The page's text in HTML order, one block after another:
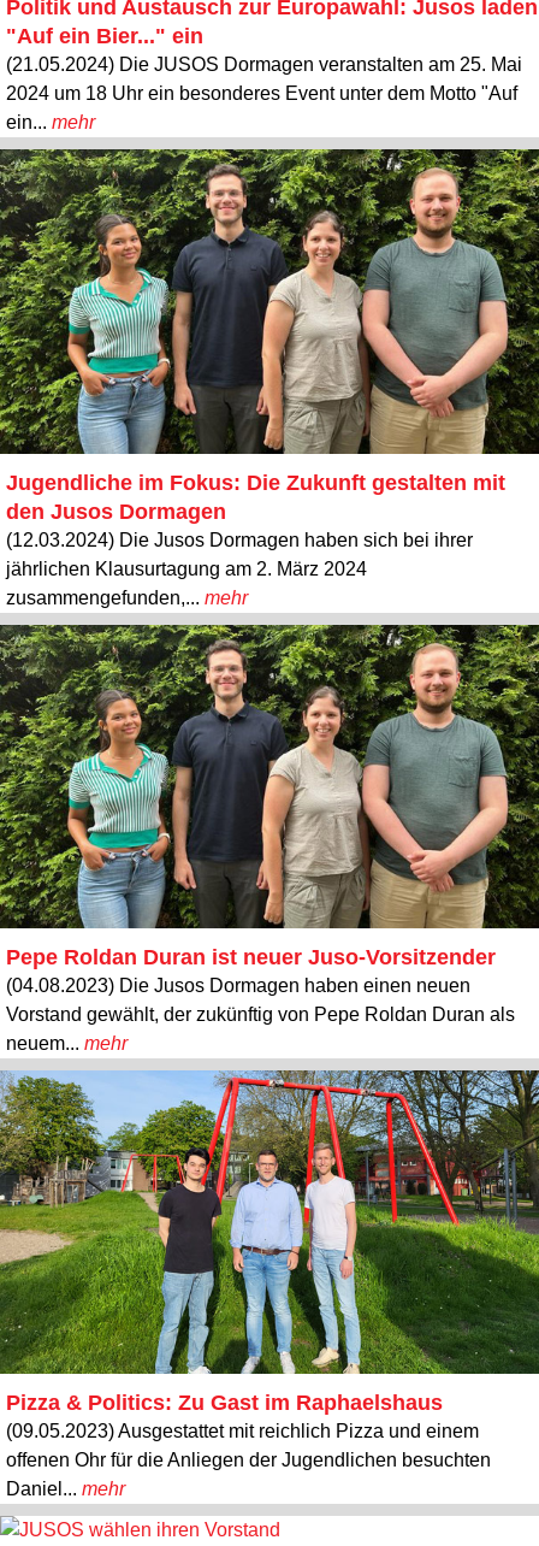
Politik und Austausch zur Europawahl: Jusos laden
"Auf ein Bier..." ein
(21.05.2024) Die JUSOS Dormagen veranstalten am 25. Mai
2024 um 18 Uhr ein besonderes Event unter dem Motto "Auf
ein... mehr
Jugendliche im Fokus: Die Zukunft gestalten mit
den Jusos Dormagen
(12.03.2024) Die Jusos Dormagen haben sich bei ihrer
jährlichen Klausurtagung am 2. März 2024
zusammengefunden,... mehr
Pepe Roldan Duran ist neuer Juso-Vorsitzender
(04.08.2023) Die Jusos Dormagen haben einen neuen
Vorstand gewählt, der zukünftig von Pepe Roldan Duran als
neuem... mehr
Pizza & Politics: Zu Gast im Raphaelshaus
(09.05.2023) Ausgestattet mit reichlich Pizza und einem
offenen Ohr für die Anliegen der Jugendlichen besuchten
Daniel... mehr